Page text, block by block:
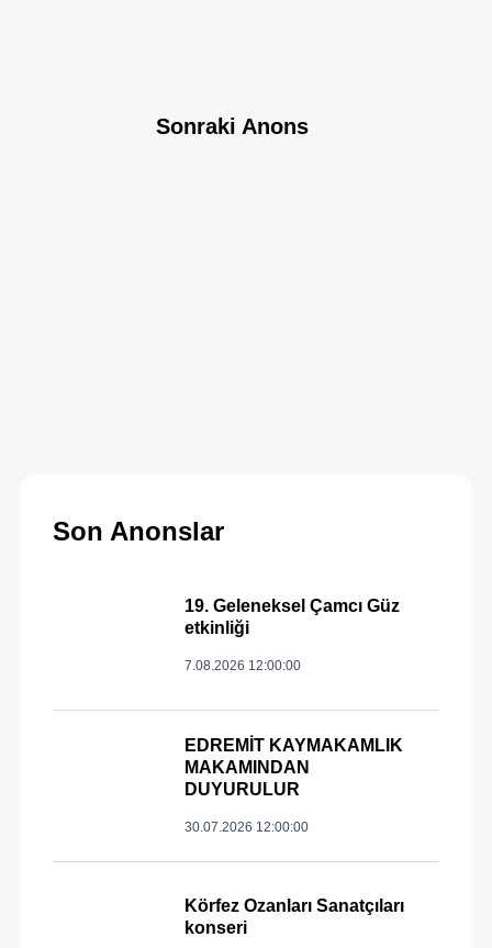
Sonraki Anons
Son Anonslar
19. Geleneksel Çamcı Güz
etkinliği
7.08.2026 12:00:00
EDREMİT KAYMAKAMLIK
MAKAMINDAN
DUYURULUR
30.07.2026 12:00:00
Körfez Ozanları Sanatçıları
konseri